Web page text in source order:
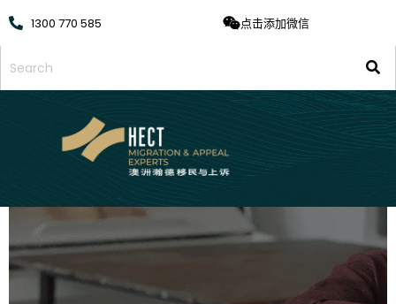
1300 770 585 点击添加微信